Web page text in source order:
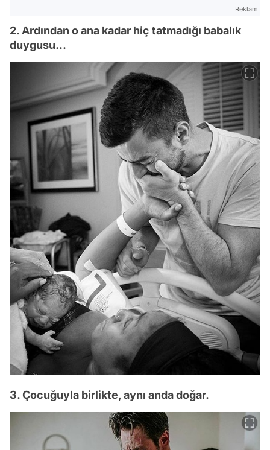
Reklam
2. Ardından o ana kadar hiç tatmadığı babalık
duygusu...
3. Çocuğuyla birlikte, aynı anda doğar.